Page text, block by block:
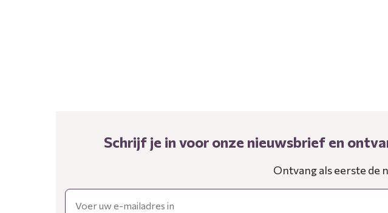
Schrijf je in voor onze nieuwsbrief en
Ontvang als eerste de
Email